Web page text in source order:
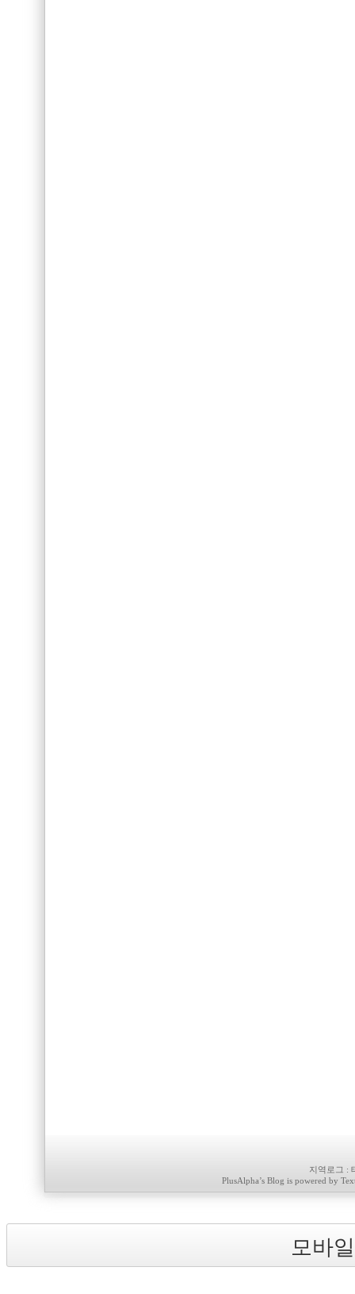
지역로그 :
PlusAlpha’s Blog is powered by
모바